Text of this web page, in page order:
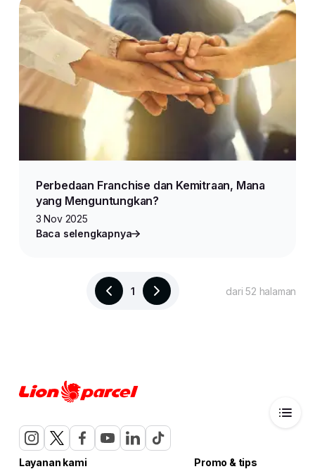
Perbedaan Franchise dan Kemitraan, Mana
yang Menguntungkan?
3 Nov 2025
Baca selengkapnya
1 dari 52 halaman
Layanan kami Promo & tips